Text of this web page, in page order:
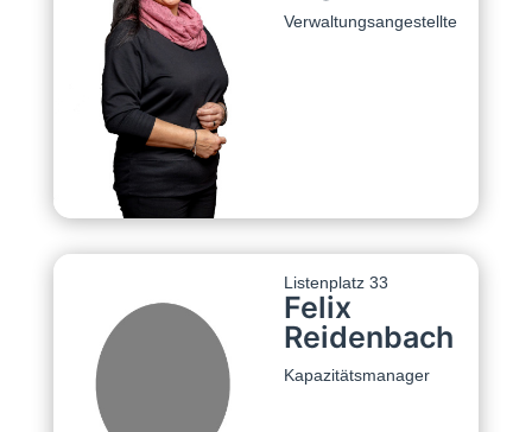
Verwaltungsangestellte
Listenplatz 33
Felix
Reidenbach
Kapazitätsmanager